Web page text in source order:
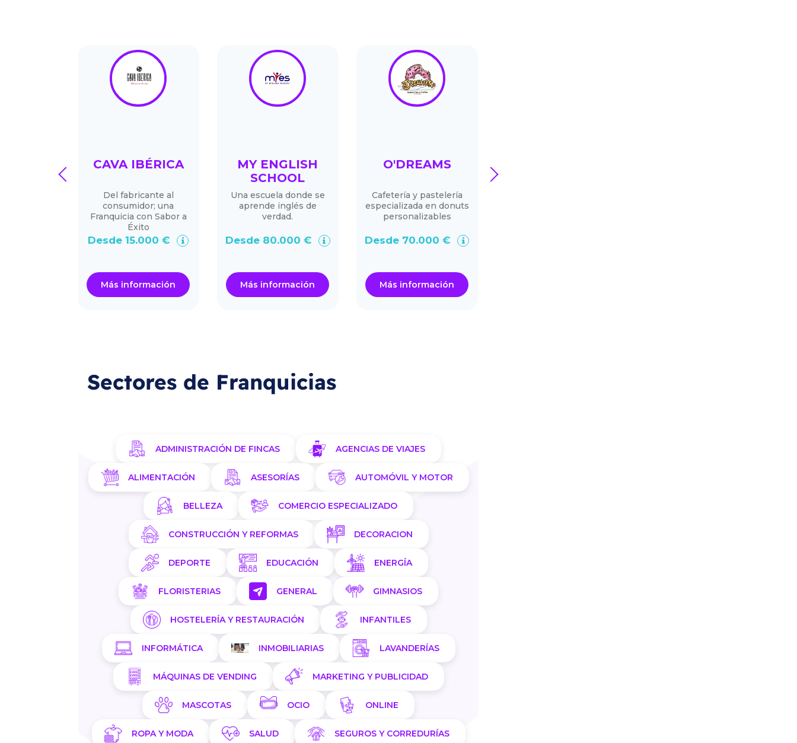
CAVA IBÉRICA
Del fabricante al
consumidor; una
Franquicia con Sabor a
Éxito
Desde 15.000 €
Más información
MY ENGLISH
SCHOOL
Una escuela donde se
aprende inglés de
verdad.
Desde 80.000 €
Más información
O'DREAMS
Cafetería y pastelería
especializada en donuts
personalizables
Desde 70.000 €
Más información
prev next
Sectores de Franquicias
ADMINISTRACIÓN DE FINCAS AGENCIAS DE VIAJES
ALIMENTACIÓN ASESORÍAS AUTOMÓVIL Y MOTOR
BELLEZA COMERCIO ESPECIALIZADO
CONSTRUCCIÓN Y REFORMAS DECORACION
DEPORTE EDUCACIÓN ENERGÍA
FLORISTERIAS GENERAL GIMNASIOS
HOSTELERÍA Y RESTAURACIÓN INFANTILES
INFORMÁTICA INMOBILIARIAS LAVANDERÍAS
MÁQUINAS DE VENDING MARKETING Y PUBLICIDAD
MASCOTAS OCIO ONLINE
ROPA Y MODA SALUD SEGUROS Y CORREDURÍAS